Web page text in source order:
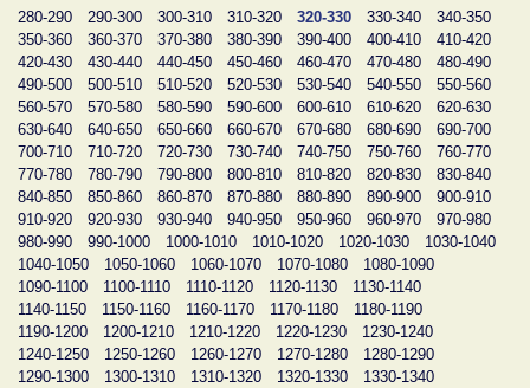
280-290
290-300 300-310 310-320 320-330 330-340
340-350
350-360
360-370 370-380 380-390 390-400 400-410
410-420
420-430
430-440 440-450 450-460 460-470 470-480
480-490
490-500
500-510 510-520 520-530 530-540 540-550
550-560
560-570
570-580 580-590 590-600 600-610 610-620
620-630
630-640
640-650 650-660 660-670 670-680 680-690
690-700
700-710
710-720 720-730 730-740 740-750 750-760
760-770
770-780
780-790 790-800 800-810 810-820 820-830
830-840
840-850
850-860 860-870 870-880 880-890 890-900
900-910
910-920
920-930 930-940 940-950 950-960 960-970
970-980
980-990
990-1000 1000-1010 1010-1020 1020-1030
1030-1040
1040-1050
1050-1060 1060-1070 1070-1080
1080-1090
1090-1100
1100-1110 1110-1120 1120-1130
1130-1140
1140-1150
1150-1160 1160-1170 1170-1180
1180-1190
1190-1200
1200-1210 1210-1220 1220-1230
1230-1240
1240-1250
1250-1260 1260-1270 1270-1280
1280-1290
1290-1300
1300-1310 1310-1320 1320-1330
1330-1340